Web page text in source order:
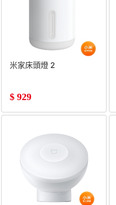
米家床頭燈 2
$ 929